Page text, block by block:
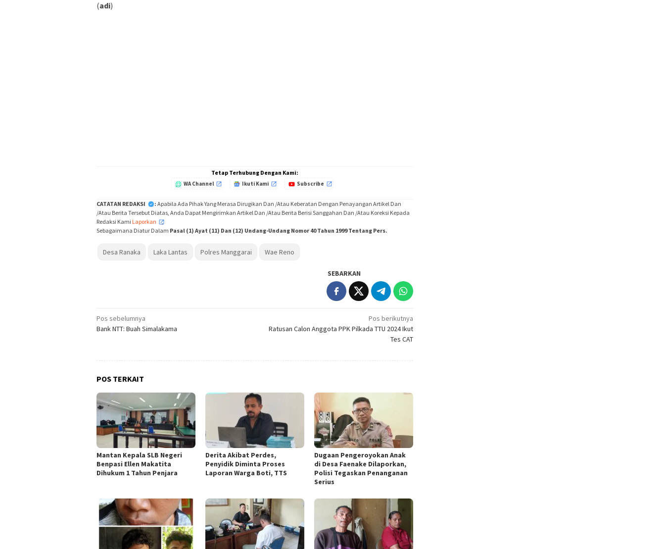
(adi)
Tetap Terhubung Dengan Kami:
WA Channel Ikuti Kami Subscribe
CATATAN REDAKSI : Apabila Ada Pihak Yang Merasa Dirugikan Dan /Atau Keberatan Dengan Penayangan Artikel Dan
/Atau Berita Tersebut Diatas, Anda Dapat Mengirimkan Artikel Dan /Atau Berita Berisi Sanggahan Dan /Atau Koreksi Kepada
Redaksi Kami Laporkan
,
Sebagaimana Diatur Dalam Pasal (1) Ayat (11) Dan (12) Undang-Undang Nomor 40 Tahun 1999 Tentang Pers.
Desa Ranaka Laka Lantas Polres Manggarai Wae Reno
SEBARKAN
Navigasi
pos
Pos sebelumnya
Bank NTT: Buah Simalakama
Pos berikutnya
Ratusan Calon Anggota PPK Pilkada TTU 2024 Ikut
Tes CAT
POS TERKAIT
Mantan Kepala SLB Negeri
Benpasi Ellen Makatita
Dihukum 1 Tahun Penjara
Derita Akibat Perdes,
Penyidik Diminta Proses
Laporan Warga Boti, TTS
Dugaan Pengeroyokan Anak
di Desa Faenake Dilaporkan,
Polisi Tegaskan Penanganan
Serius